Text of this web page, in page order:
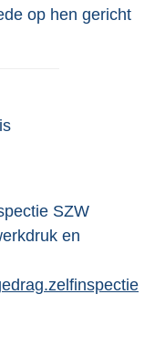
op hen gericht
SZW
en